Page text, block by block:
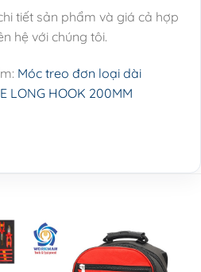
tiết sản phẩm và giá cả hợp
hệ với chúng tôi.
Móc treo đơn loại dài
LONG HOOK 200MM